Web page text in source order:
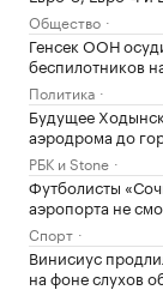
Общество
Генсек ООН
беспилотников
Политика
Будущее
аэродрома до
РБК и Stone
Футболисты
аэропорта не
Спорт
Винисиус
на фоне слухов